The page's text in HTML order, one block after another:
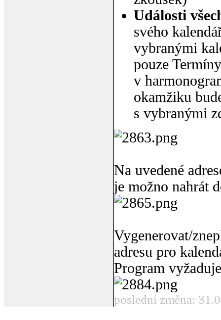
Události
svého
vybranými
pouze
v
okamžiku
s vybranými
Na uvedené
je možno nahrát
Vygenerovat/
adresu pro
Program
poslední změna: